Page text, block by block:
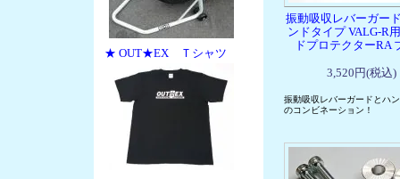
★ OUT★EX Ｔシャツ
振動吸収レバーガー
ンドタイプ VALG-R
ドプロテクターRA
3,520円(税込)
振動吸収レバーガードとハ
のコンビネーション！